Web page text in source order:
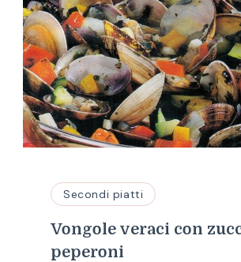
Secondi piatti
Vongole veraci con
peperoni